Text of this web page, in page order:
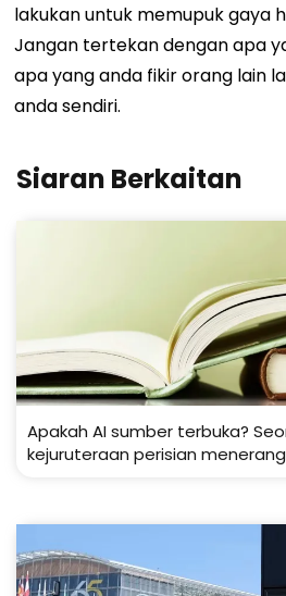
lakukan untuk memupuk gaya
Jangan tertekan dengan apa
apa yang anda fikir orang lain
anda sendiri.
Siaran Berkaitan
Apakah AI sumber terbuka?
kejuruteraan perisian